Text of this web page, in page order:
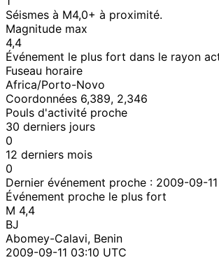
Séismes à M4,0+ à proximité.
Magnitude max
4,4
Événement le plus fort dans le rayon
Fuseau horaire
Africa/Porto-Novo
Coordonnées 6,389, 2,346
Pouls d'activité proche
30 derniers jours
0
12 derniers mois
0
Dernier événement proche : 2009-09-
Événement proche le plus fort
M 4,4
BJ
Abomey-Calavi, Benin
2009-09-11 03:10 UTC